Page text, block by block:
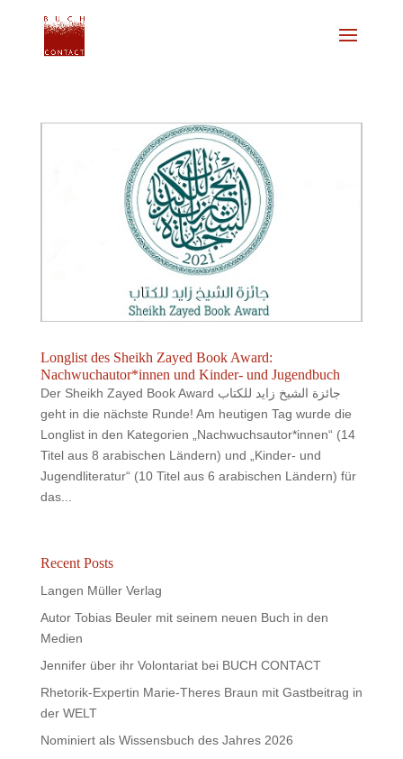
Longlist des Sheikh Zayed Book Award:
Nachwuchautor*innen und Kinder- und Jugendbuch
Der Sheikh Zayed Book Award جائزة الشيخ زايد للكتاب
geht in die nächste Runde! Am heutigen Tag wurde die
Longlist in den Kategorien „Nachwuchsautor*innen“ (14
Titel aus 8 arabischen Ländern) und „Kinder- und
Jugendliteratur“ (10 Titel aus 6 arabischen Ländern) für
das...
Recent Posts
Langen Müller Verlag
Autor Tobias Beuler mit seinem neuen Buch in den
Medien
Jennifer über ihr Volontariat bei BUCH CONTACT
Rhetorik-Expertin Marie-Theres Braun mit Gastbeitrag in
der WELT
Nominiert als Wissensbuch des Jahres 2026